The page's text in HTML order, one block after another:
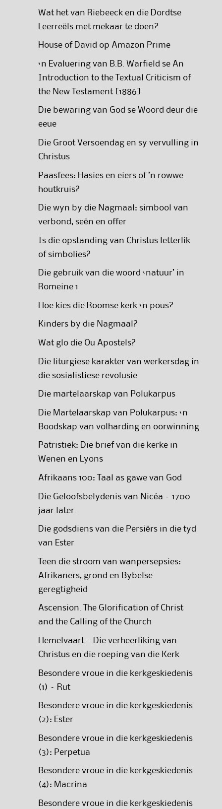
Wat het van Riebeeck en die Dordtse
Leerreëls met mekaar te doen?
House of David op Amazon Prime
‘n Evaluering van B.B. Warfield se An
Introduction to the Textual Criticism of
the New Testament [1886]
Die bewaring van God se Woord deur die
eeue
Die Groot Versoendag en sy vervulling in
Christus
Paasfees: Hasies en eiers of ’n rowwe
houtkruis?
Die wyn by die Nagmaal: simbool van
verbond, seën en offer
Is die opstanding van Christus letterlik
of simbolies?
Die gebruik van die woord ‘natuur’ in
Romeine 1
Hoe kies die Roomse kerk ‘n pous?
Kinders by die Nagmaal?
Wat glo die Ou Apostels?
Die liturgiese karakter van werkersdag in
die sosialistiese revolusie
Die martelaarskap van Polukarpus
Die Martelaarskap van Polukarpus: ‘n
Boodskap van volharding en oorwinning
Patristiek: Die brief van die kerke in
Wenen en Lyons
Afrikaans 100: Taal as gawe van God
Die Geloofsbelydenis van Nicéa – 1700
jaar later.
Die godsdiens van die Persiërs in die tyd
van Ester
Teen die stroom van wanpersepsies:
Afrikaners, grond en Bybelse
geregtigheid
Ascension. The Glorification of Christ
and the Calling of the Church
Hemelvaart – Die verheerliking van
Christus en die roeping van die Kerk
Besondere vroue in die kerkgeskiedenis
(1) – Rut
Besondere vroue in die kerkgeskiedenis
(2): Ester
Besondere vroue in die kerkgeskiedenis
(3): Perpetua
Besondere vroue in die kerkgeskiedenis
(4): Macrina
Besondere vroue in die kerkgeskiedenis